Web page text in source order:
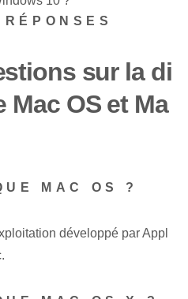
sur la di
Mac OS et Ma
MAC OS ?
développé par Appl